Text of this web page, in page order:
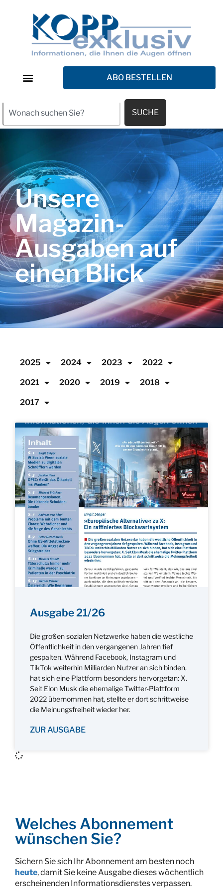
ABO BESTELLEN
SUCHE
Unsere
Magazin-
Ausgaben auf
einen Blick
2025 2024 2023 2022
2021 2020 2019 2018
2017
Ausgabe 21/26
Die großen sozialen Netzwerke haben die westliche
Öffentlichkeit in den vergangenen Jahren tief
gespalten. Während Facebook, Instagram und
TikTok weiterhin Milliarden Nutzer an sich binden,
hat sich eine Plattform besonders hervorgetan: X.
Seit Elon Musk die ehemalige Twitter-Plattform
2022 übernommen hat, stellte er dort schrittweise
die Meinungsfreiheit wieder her.
ZUR AUSGABE
Welches Abonnement
wünschen Sie?
Sichern Sie sich Ihr Abonnement am besten noch
heute, damit Sie keine Ausgabe dieses wöchentlich
erscheinenden Informationsdienstes verpassen.